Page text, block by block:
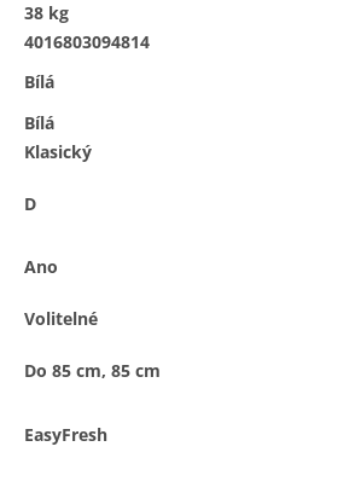
38 kg
4016803094814
Bílá
Bílá
Klasický
D
Ano
Volitelné
Do 85 cm, 85 cm
EasyFresh